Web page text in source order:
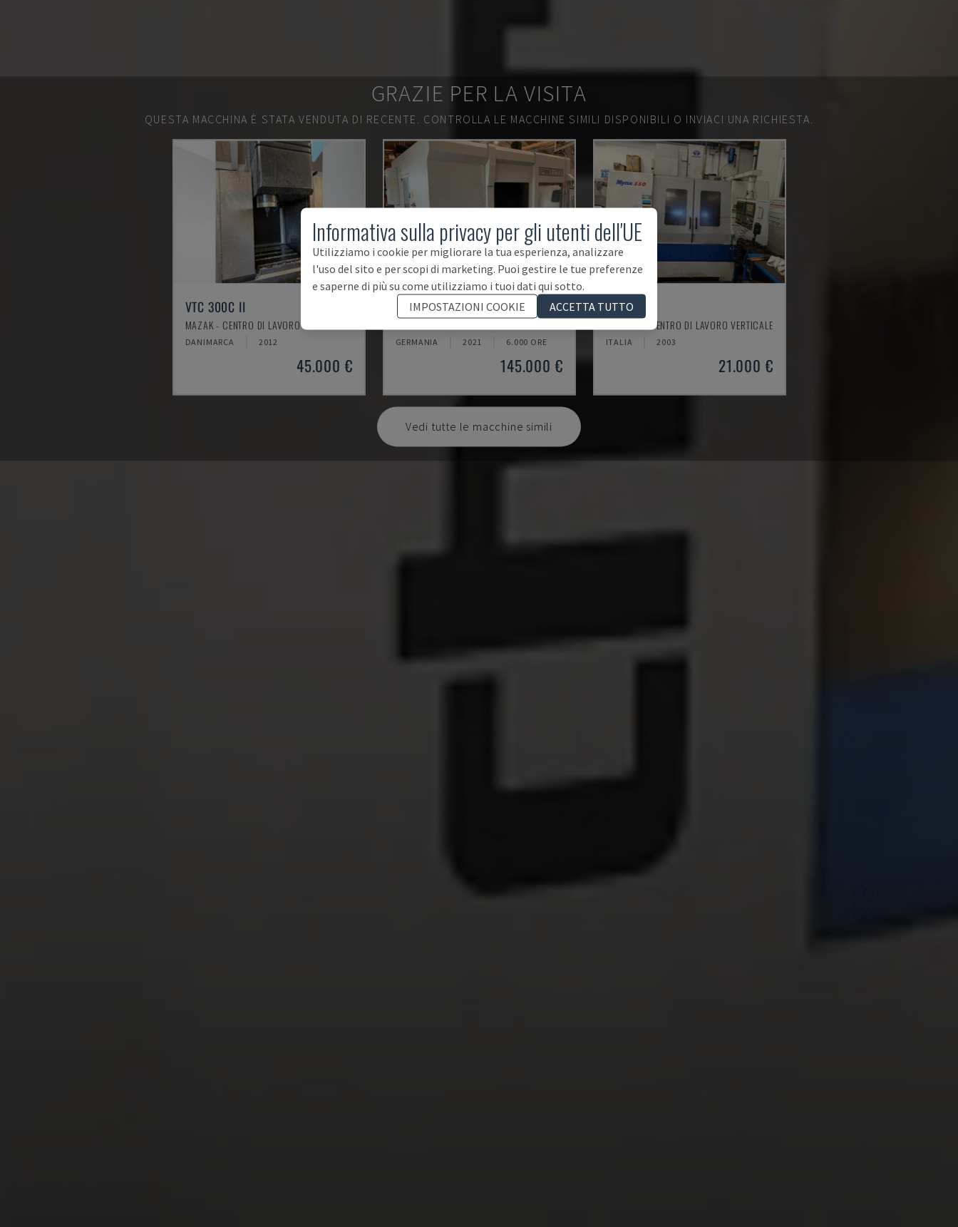
GRAZIE PER LA VISITA
QUESTA MACCHINA È STATA VENDUTA DI RECENTE. CONTROLLA LE MACCHINE SIMILI DISPONIBILI O INVIACI UNA RICHIESTA.
VTC 300C II
MAZAK - CENTRO DI LAVORO VERTICALE
DANIMARCA 2012
45.000 €
U5-1530
GERMANIA 2021 6.000 ORE
145.000 €
MYNX 550
DAEWOO - CENTRO DI LAVORO VERTICALE
ITALIA 2003
21.000 €
Vedi tutte le macchine simili
Informativa sulla privacy per gli utenti dell'UE
Utilizziamo i cookie per migliorare la tua esperienza, analizzare
l'uso del sito e per scopi di marketing. Puoi gestire le tue preferenze
e saperne di più su come utilizziamo i tuoi dati qui sotto.
IMPOSTAZIONI COOKIE
ACCETTA TUTTO